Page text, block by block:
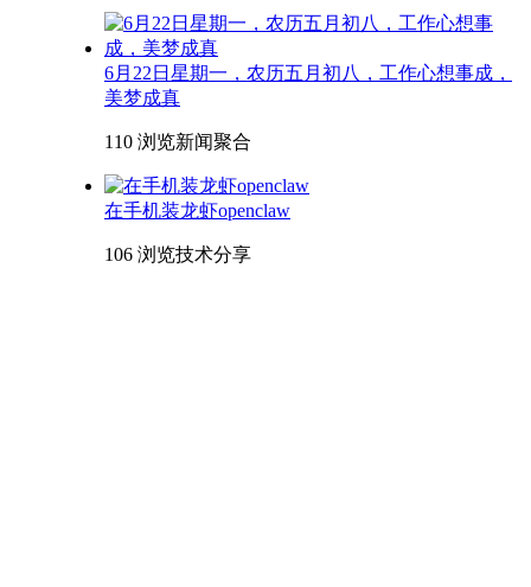
6月22日星期一，农历五月初八，工作心想事成，
美梦成真
110 浏览新闻聚合
在手机装龙虾openclaw
106 浏览技术分享